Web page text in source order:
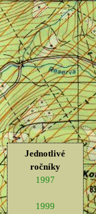
Jednotlivé
ročníky
1997
1999